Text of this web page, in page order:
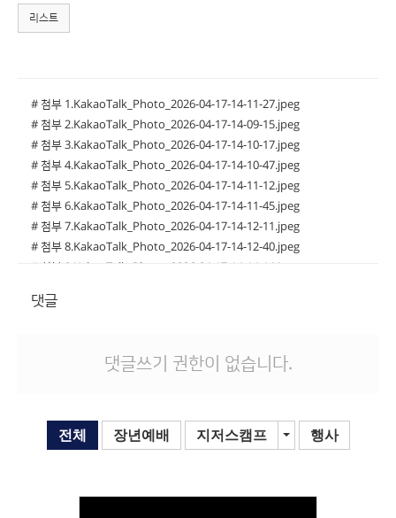
리스트
# 첨부 1.KakaoTalk_Photo_2026-04-17-14-11-27.jpeg
# 첨부 2.KakaoTalk_Photo_2026-04-17-14-09-15.jpeg
# 첨부 3.KakaoTalk_Photo_2026-04-17-14-10-17.jpeg
# 첨부 4.KakaoTalk_Photo_2026-04-17-14-10-47.jpeg
# 첨부 5.KakaoTalk_Photo_2026-04-17-14-11-12.jpeg
# 첨부 6.KakaoTalk_Photo_2026-04-17-14-11-45.jpeg
# 첨부 7.KakaoTalk_Photo_2026-04-17-14-12-11.jpeg
# 첨부 8.KakaoTalk_Photo_2026-04-17-14-12-40.jpeg
# 첨부 9.KakaoTalk_Photo_2026-04-17-14-14-14.jpeg
# 첨부 11.KakaoTalk_Photo_2026-04-17-14-15-00.jpeg
# 첨부 14.KakaoTalk_Photo_2026-04-17-14-16-35.jpeg
# 첨부 17.KakaoTalk_Photo_2026-04-17-14-17-24.jpeg
# 첨부 18.KakaoTalk_Photo_2026-04-17-14-18-14.jpeg
댓글
댓글쓰기 권한이 없습니다.
전체 장년예배 지저스캠프 Toggle Dropdown
행사